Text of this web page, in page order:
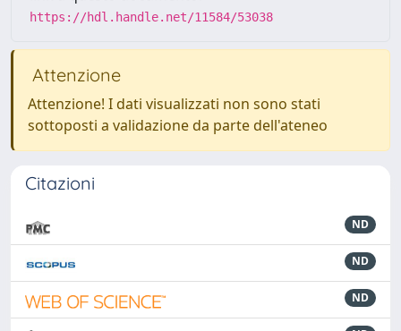
https://hdl.handle.net/11584/53038
Attenzione
Attenzione! I dati visualizzati non sono stati
sottoposti a validazione da parte dell'ateneo
Citazioni
ND
ND
ND